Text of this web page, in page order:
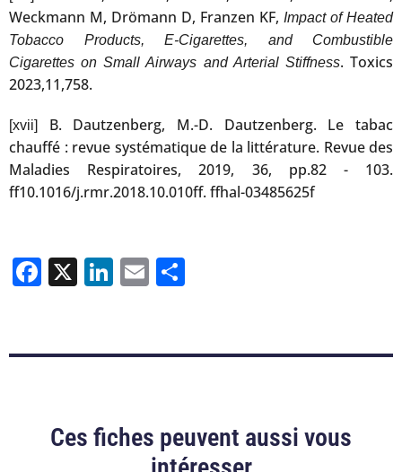
Weckmann M, Drömann D, Franzen KF, Impact of Heated
Tobacco Products, E-Cigarettes, and Combustible
Cigarettes on Small Airways and Arterial Stiffness. Toxics
2023,11,758.
[xvii]
B. Dautzenberg, M.-D. Dautzenberg. Le tabac
chauffé : revue systématique de la littérature. Revue des
Maladies Respiratoires, 2019, 36, pp.82 - 103.
ff10.1016/j.rmr.2018.10.010ff. ffhal-03485625f
Facebook
X LinkedIn
Email
Ces fiches peuvent aussi vous